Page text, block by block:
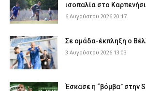
ισοπαλία στο Καρπενήσι
6 Αυγούστου 2026 20:17
Σε ομάδα-έκπληξη ο
3 Αυγούστου 2026 13:03
Έσκασε η “βόμβα” στην